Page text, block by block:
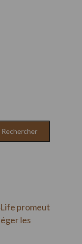
Rechercher
promeut
les